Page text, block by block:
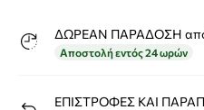
ΔΩΡΕΑΝ ΠΑΡΑΔΟΣΗ
Αποστολή εντός 24 ωρών
ΕΠΙΣΤΡΟΦΕΣ ΚΑΙ